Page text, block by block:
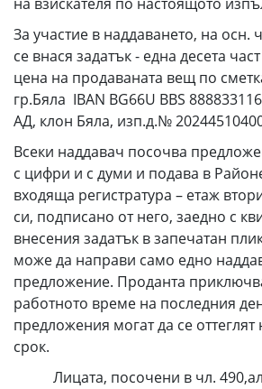
За участие в наддаването, на осн.
се внася задатък - една десета
цена на продаваната вещ по
гр.Бяла IBAN BG66U BBS
АД, клон Бяла, изп.д.№
Всеки наддавач посочва
с цифри и с думи и подава в
входяща регистратура – етаж
си, подписано от него, заедно с
внесения задатък в запечатан
може да направи само едно
предложение. Проданта
работното време на последния
предложения могат да се оттеглят
срок.
Лицата, посочени в чл.